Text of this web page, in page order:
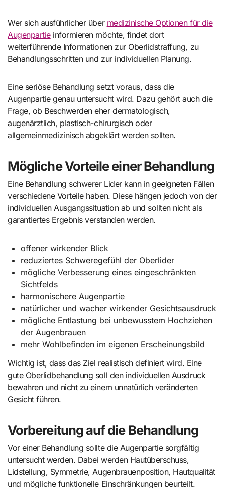
Wer sich ausführlicher über medizinische Optionen für die
Augenpartieinformieren möchte, findet dort
weiterführende Informationen zur Oberlidstraffung, zu
Behandlungsschritten und zur individuellen Planung.
Eine seriöse Behandlung setzt voraus, dass die
Augenpartie genau untersucht wird. Dazu gehört auch die
Frage, ob Beschwerden eher dermatologisch,
augenärztlich, plastisch-chirurgisch oder
allgemeinmedizinisch abgeklärt werden sollten.
Mögliche Vorteile einer Behandlung
Eine Behandlung schwerer Lider kann in geeigneten Fällen
verschiedene Vorteile haben. Diese hängen jedoch von der
individuellen Ausgangssituation ab und sollten nicht als
garantiertes Ergebnis verstanden werden.
offener wirkender Blick
reduziertes Schweregefühl der Oberlider
mögliche Verbesserung eines eingeschränkten
Sichtfelds
harmonischere Augenpartie
natürlicher und wacher wirkender Gesichtsausdruck
mögliche Entlastung bei unbewusstem Hochziehen
der Augenbrauen
mehr Wohlbefinden im eigenen Erscheinungsbild
Wichtig ist, dass das Ziel realistisch definiert wird. Eine
gute Oberlidbehandlung soll den individuellen Ausdruck
bewahren und nicht zu einem unnatürlich veränderten
Gesicht führen.
Vorbereitung auf die Behandlung
Vor einer Behandlung sollte die Augenpartie sorgfältig
untersucht werden. Dabei werden Hautüberschuss,
Lidstellung, Symmetrie, Augenbrauenposition, Hautqualität
und mögliche funktionelle Einschränkungen beurteilt.